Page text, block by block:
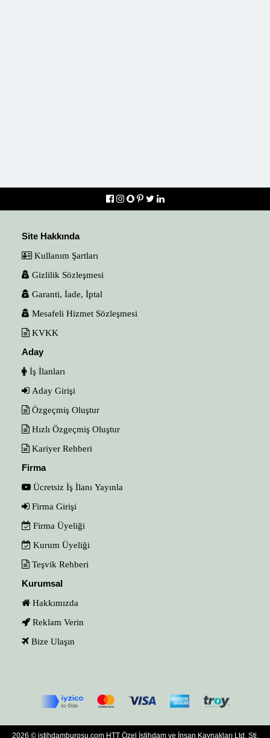
Site Hakkında
Kullanım Şartları
Gizlilik Sözleşmesi
Garanti, İade, İptal
Mesafeli Hizmet Sözleşmesi
KVKK
Aday
İş İlanları
Aday Girişi
Özgeçmiş Oluştur
Hızlı Özgeçmiş Oluştur
Kariyer Rehberi
Firma
Ücretsiz İş İlanı Yayınla
Firma Girişi
Firma Üyeliği
Kurum Üyeliği
Teşvik Rehberi
Kurumsal
Hakkımızda
Reklam Verin
Bize Ulaşın
2026 © istihdamburosu.com HTT Özel İstihdam ve İnsan Kaynakları Ltd. Şti.